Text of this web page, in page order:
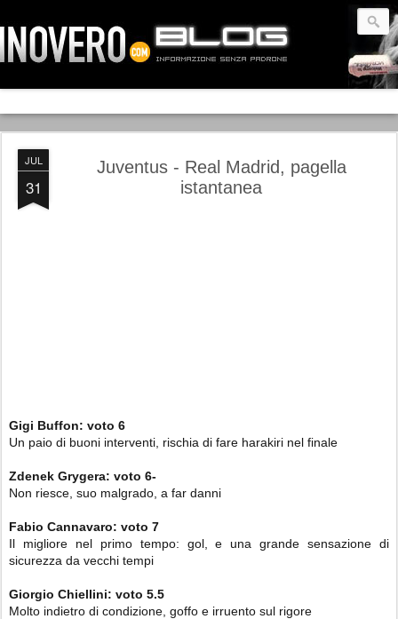
JUL
31
Juventus - Real Madrid, pagella
istantanea
Gigi Buffon: voto 6
Un paio di buoni interventi, rischia di fare harakiri nel finale
Zdenek Grygera: voto 6-
Non riesce, suo malgrado, a far danni
Fabio Cannavaro: voto 7
Il migliore nel primo tempo: gol, e una grande sensazione di
sicurezza da vecchi tempi
Giorgio Chiellini: voto 5.5
Molto indietro di condizione, goffo e irruento sul rigore